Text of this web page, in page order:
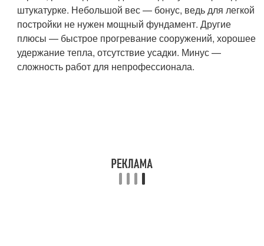
штукатурке. Небольшой вес — бонус, ведь для легкой
постройки не нужен мощный фундамент. Другие
плюсы — быстрое прогревание сооружений, хорошее
удержание тепла, отсутствие усадки. Минус —
сложность работ для непрофессионала.